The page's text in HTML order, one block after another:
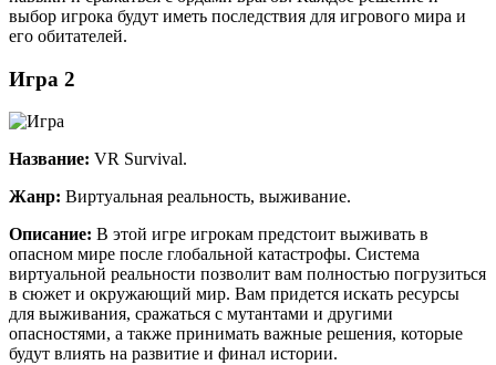
выбор игрока будут иметь последствия для игрового мира и
его обитателей.
Игра 2
Название: VR Survival.
Жанр: Виртуальная реальность, выживание.
Описание: В этой игре игрокам предстоит выживать в
опасном мире после глобальной катастрофы. Система
виртуальной реальности позволит вам полностью погрузиться
в сюжет и окружающий мир. Вам придется искать ресурсы
для выживания, сражаться с мутантами и другими
опасностями, а также принимать важные решения, которые
будут влиять на развитие и финал истории.